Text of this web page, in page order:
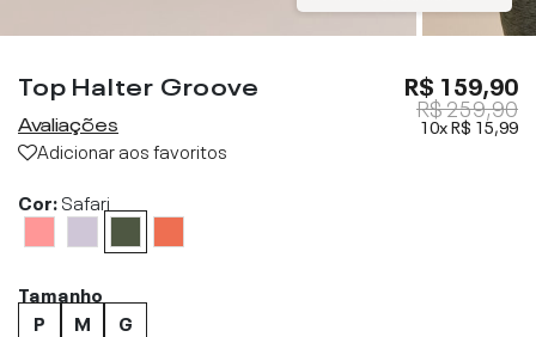
Top Halter Groove
Avaliações
Adicionar aos favoritos
R$ 159,90
R$ 259,90
10xR$ 15,99
Cor:Safari
Tamanho
P
M G